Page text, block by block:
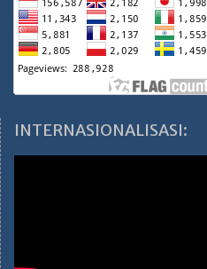
INTERNASIONALISASI: